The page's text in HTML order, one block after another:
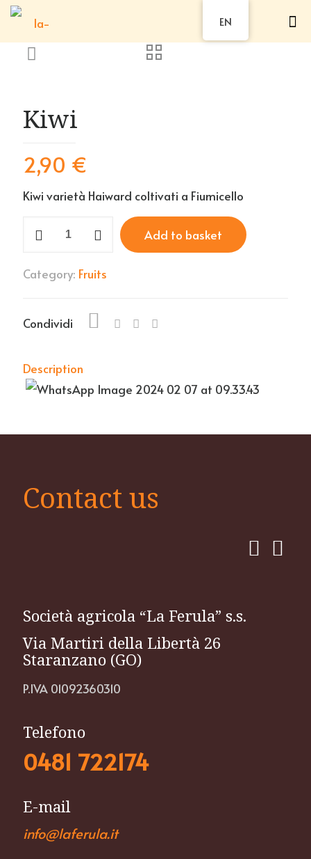
Kiwi
2,90 €
Kiwi varietà Haiward coltivati a Fiumicello
Kiwi
Add to basket
Category: Fruits
Condividi
Description
Contact us
Società agricola “La Ferula” s.s.
Via Martiri della Libertà 26
Staranzano (GO)
P.IVA 01092360310
Telefono
0481 722174
E-mail
info@laferula.it
EN